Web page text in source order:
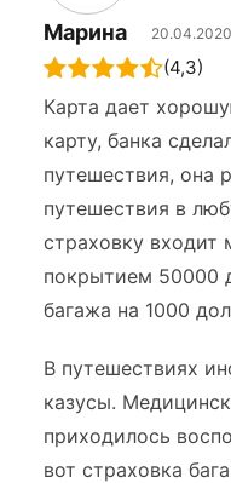
Марина
(4,3)
Карта дает
карту, банка
путешествия, она
путешествия в
страховку входит
покрытием 50000
багажа на 1000
В путешествиях
казусы.
приходилось
вот страховка